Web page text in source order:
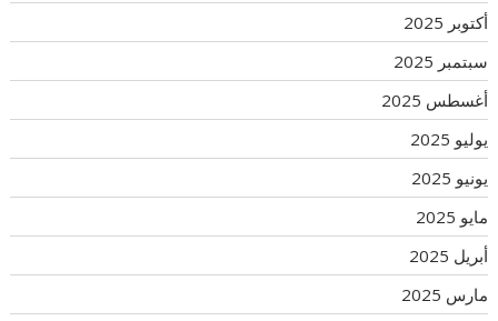
أكتوبر 2025
سبتمبر 2025
أغسطس 2025
يوليو 2025
يونيو 2025
مايو 2025
أبريل 2025
مارس 2025